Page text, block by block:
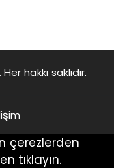
hakkı saklıdır.
çerezlerden
tıklayın.